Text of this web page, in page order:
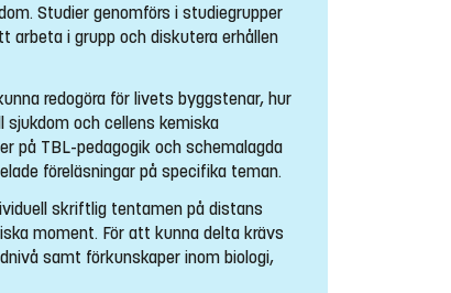
Studier genomförs i studiegrupper
arbeta i grupp och diskutera erhållen
redogöra för livets byggstenar, hur
sjukdom och cellens kemiska
på TBL-pedagogik och schemalagda
föreläsningar på specifika teman.
skriftlig tentamen på distans
moment. För att kunna delta krävs
samt förkunskaper inom biologi,